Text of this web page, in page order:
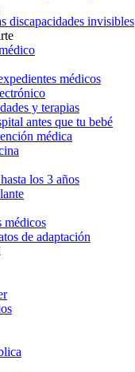
discapacidades invisibles
médicos
y terapias
antes que tu bebé
médica
los 3 años
médicos
de adaptación